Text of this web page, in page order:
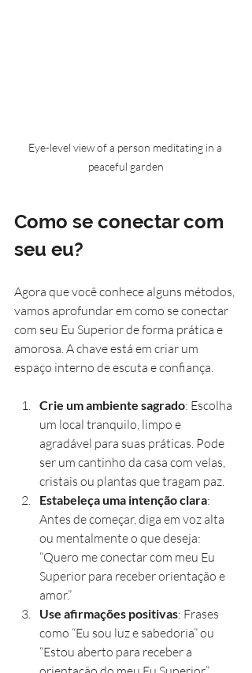
Eye-level view of a person meditating in a
peaceful garden
Como se conectar com
seu eu?
Agora que você conhece alguns métodos,
vamos aprofundar em como se conectar
com seu Eu Superior de forma prática e
amorosa. A chave está em criar um
espaço interno de escuta e confiança.
Crie um ambiente sagrado: Escolha
um local tranquilo, limpo e
agradável para suas práticas. Pode
ser um cantinho da casa com velas,
cristais ou plantas que tragam paz.
Estabeleça uma intenção clara:
Antes de começar, diga em voz alta
ou mentalmente o que deseja:
“Quero me conectar com meu Eu
Superior para receber orientação e
amor.”
Use afirmações positivas: Frases
como “Eu sou luz e sabedoria” ou
“Estou aberto para receber a